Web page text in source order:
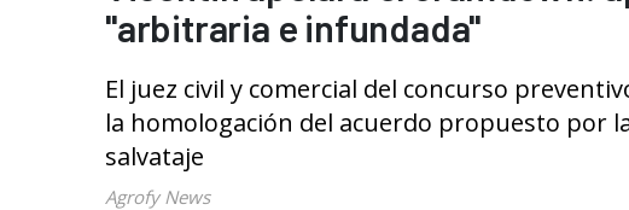
"arbitraria e infundada"
El juez civil y comercial del concurso
la homologación del acuerdo propuesto por
salvataje
Agrofy News